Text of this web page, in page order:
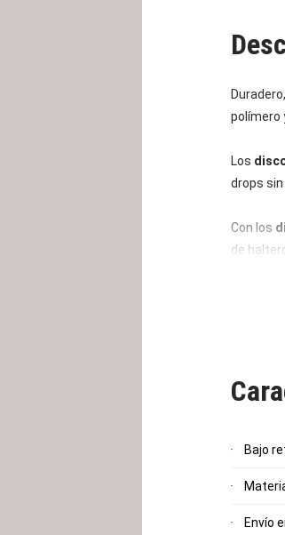
polímero
Los
drops sin
Con los
de
Bajo
Envío